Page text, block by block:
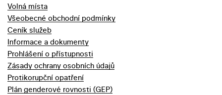
Volná místa
Všeobecné obchodní podmínky
Ceník služeb
Informace a dokumenty
Prohlášení o přístupnosti
Zásady ochrany osobních údajů
Protikorupční opatření
Plán genderové rovnosti (GEP)